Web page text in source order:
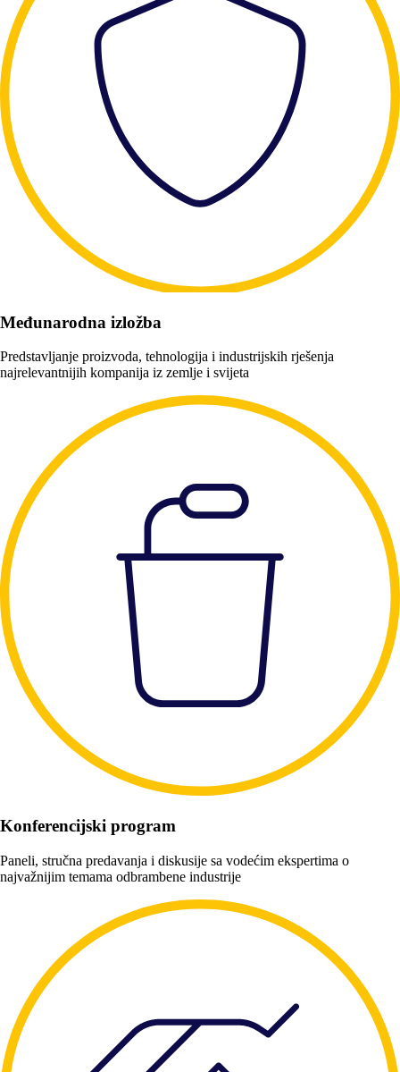
Međunarodna izložba
Predstavljanje proizvoda, tehnologija i industrijskih rješenja
najrelevantnijih kompanija iz zemlje i svijeta
Konferencijski program
Paneli, stručna predavanja i diskusije sa vodećim ekspertima o
najvažnijim temama odbrambene industrije